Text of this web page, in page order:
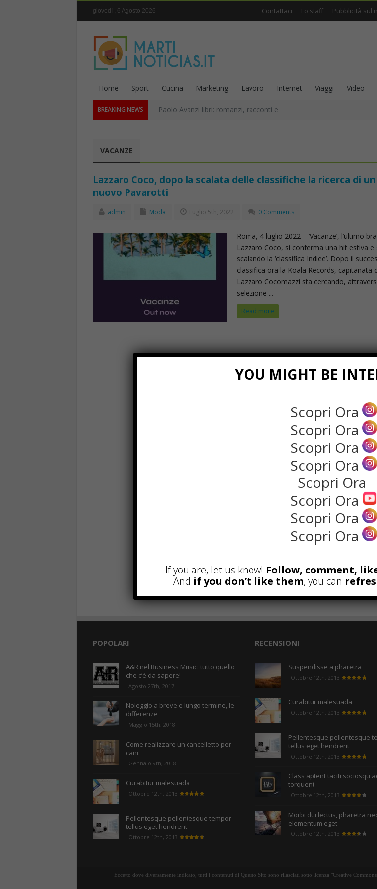
giovedì , 6 Agosto 2026 Contattaci Lo staff Pubblicità sul
Home Sport Cucina Marketing Lavoro Internet Viaggi Video
BREAKING NEWS Paolo Avanzi libri: romanzi, racconti e scrittura come ricerca
VACANZE
Lazzaro Coco, dopo la scalata delle classifiche la ricerca di un
nuovo Pavarotti
admin Moda Luglio 5th, 2022 0 Comments
Roma, 4 luglio 2022 – ‘Vacanze’, l’ultimo
Lazzaro Coco, si conferma una hit estiva e
scalando la ‘classifica Indiee’. Dopo il
classifica ora la Koala Records, capitanata
Lazzaro Cocomazzi sta cercando,
selezione ...
Read more
POPOLARI
A&R nel Business Music: tutto quello
che c’è da sapere!
Agosto 27th, 2017
Noleggio a breve e lungo termine, le
differenze
Maggio 15th, 2018
Come realizzare un cancelletto per
cani
Gennaio 9th, 2018
Curabitur malesuada
Ottobre 12th, 2013
Pellentesque pellentesque tempor
tellus eget hendrerit
Ottobre 12th, 2013
RECENSIONI
Suspendisse a pharetra
Ottobre 12th, 2013
Curabitur malesuada
Ottobre 12th, 2013
Pellentesque pellentesque
tellus eget hendrerit
Ottobre 12th, 2013
Class aptent taciti sociosqu
torquent
Ottobre 12th, 2013
Morbi dui lectus, pharetra
elementum eget
Ottobre 12th, 2013
Eccetto dove diversamente indicato, tutti i contenuti di Questo Sito sono rilasciati sotto licenza "Creative
YOU MIGHT BE
Scopri Ora
Scopri Ora
Scopri Ora
Scopri Ora
Scopri Ora
Scopri Ora
Scopri Ora
Scopri Ora
If you are, let us know! Follow, comment,
And if you don’t like them, you can